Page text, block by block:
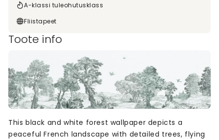
A-klassi tuleohutusklass
Fliistapeet
Toote info
This black and white forest wallpaper depicts a
peaceful French landscape with detailed trees, flying